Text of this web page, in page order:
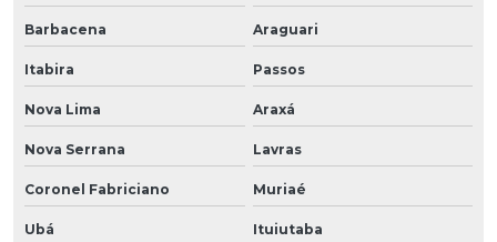
Barbacena Araguari
Itabira Passos
Nova Lima Araxá
Nova Serrana Lavras
Coronel Fabriciano Muriaé
Ubá Ituiutaba